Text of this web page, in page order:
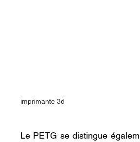
imprimante 3d
Le PETG se distingue